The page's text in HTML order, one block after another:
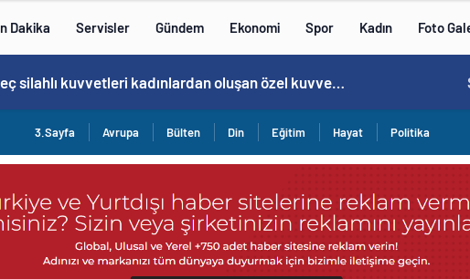
Dakika Servisler Gündem Ekonomi Spor Kadın Foto
Cristiano Ronaldo’nun akıllara zarar tüm kariyerinin istatistiğini çıkardık !
3.Sayfa Avrupa Bülten Din Eğitim Hayat Politika